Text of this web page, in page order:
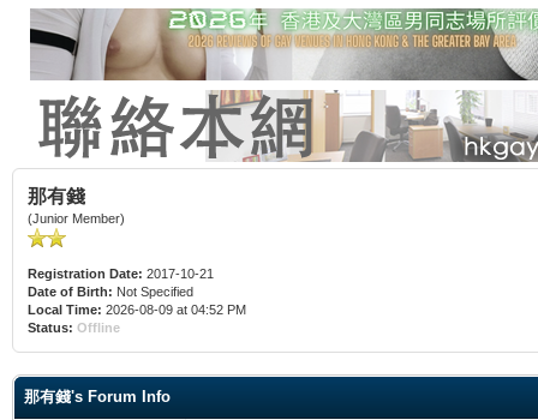
那有錢
(Junior Member)
Registration Date: 2017-10-21
Date of Birth: Not Specified
Local Time: 2026-08-09 at 04:52 PM
Status: Offline
那有錢's Forum Info